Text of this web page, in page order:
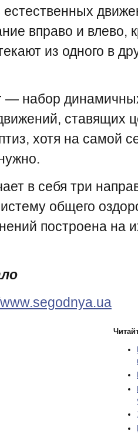
вправо и влево,
из одного в
— набор
ставящих
хотя на самой
в себя три
общего
построена на